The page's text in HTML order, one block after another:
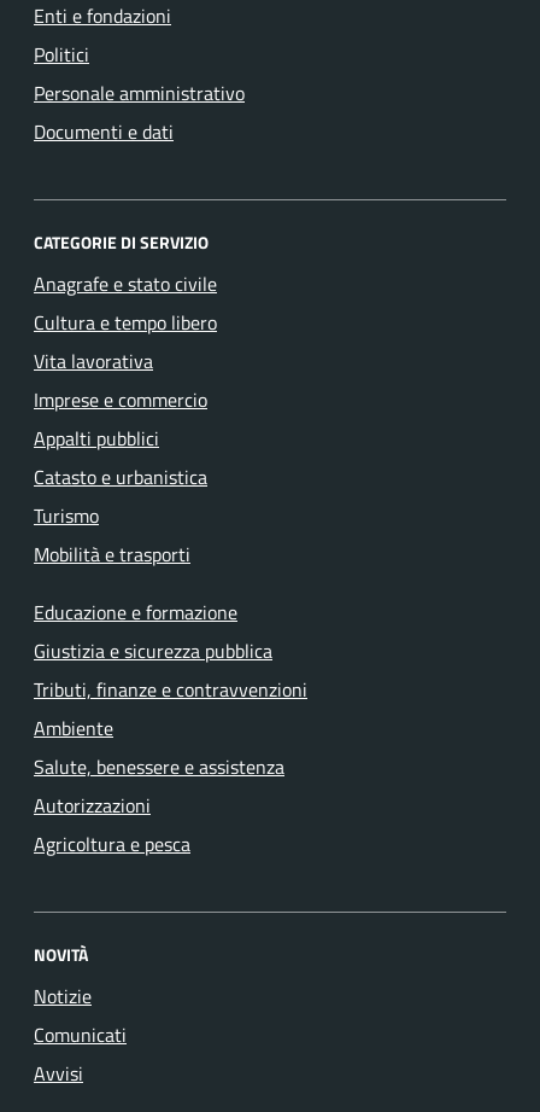
Enti e fondazioni
Politici
Personale amministrativo
Documenti e dati
CATEGORIE DI SERVIZIO
Anagrafe e stato civile
Cultura e tempo libero
Vita lavorativa
Imprese e commercio
Appalti pubblici
Catasto e urbanistica
Turismo
Mobilità e trasporti
Educazione e formazione
Giustizia e sicurezza pubblica
Tributi, finanze e contravvenzioni
Ambiente
Salute, benessere e assistenza
Autorizzazioni
Agricoltura e pesca
NOVITÀ
Notizie
Comunicati
Avvisi